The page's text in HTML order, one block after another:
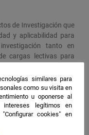
de Investigación que
y aplicabilidad para
tanto en
cargas lectivas para
similares para
como su visita en
u oponerse al
legítimos en
cookies" en